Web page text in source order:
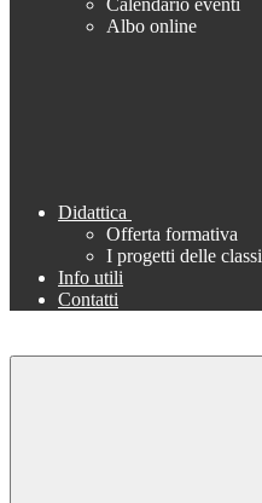
Calendario eventi
Albo online
Didattica
Offerta formativa
I progetti delle classi
Info utili
Contatti